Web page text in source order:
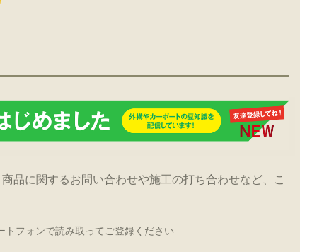
品に関するお問い合わせや施工の打ち合わせなど、こ
トフォンで読み取ってご登録ください